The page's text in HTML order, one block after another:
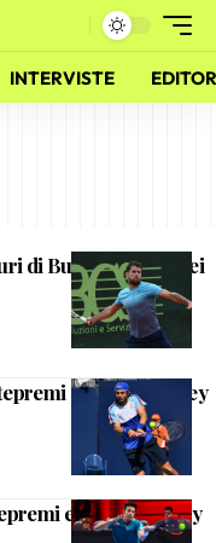
INTERVISTE
di Buona Pasqua dei
e il prize money
e il prize money